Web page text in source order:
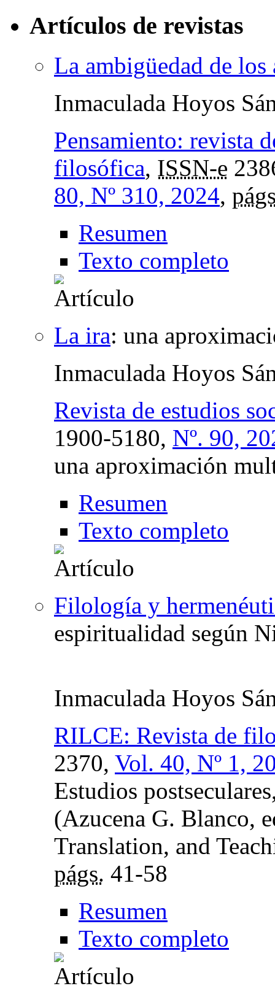
Artículos de revistas
La ambigüedad de los
Inmaculada Hoyos
Pensamiento: revista
filosófica, ISSN-e
80, Nº 310, 2024,
Resumen
Texto completo
La ira: una
Inmaculada Hoyos
Revista de estudios
1900-5180, Nº. 90,
una aproximación
Resumen
Texto completo
Filología y
espiritualidad según
Inmaculada Hoyos
RILCE: Revista de
2370, Vol. 40, Nº 1,
Estudios
(Azucena G. Blanco,
Translation, and
págs. 41-58
Resumen
Texto completo